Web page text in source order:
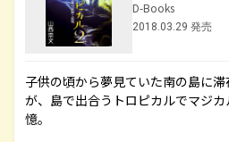
D-Books
2018.03.29 発売
子供の頃から夢見ていた南の島に
が、島で出合うトロピカルでマジ
憶。